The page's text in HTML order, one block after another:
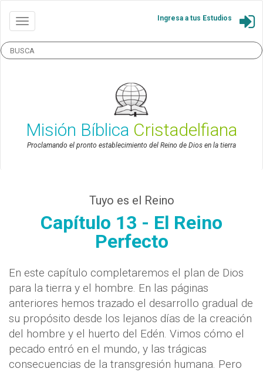
Ingresa a tus Estudios
Misión Bíblica Cristadelfiana
Proclamando el pronto establecimiento del Reino de Dios en la tierra
Tuyo es el Reino
Capítulo 13 - El Reino
Perfecto
En este capítulo completaremos el plan de Dios
para la tierra y el hombre. En las páginas
anteriores hemos trazado el desarrollo gradual de
su propósito desde los lejanos días de la creación
del hombre y el huerto del Edén. Vimos cómo el
pecado entró en el mundo, y las trágicas
consecuencias de la transgresión humana. Pero